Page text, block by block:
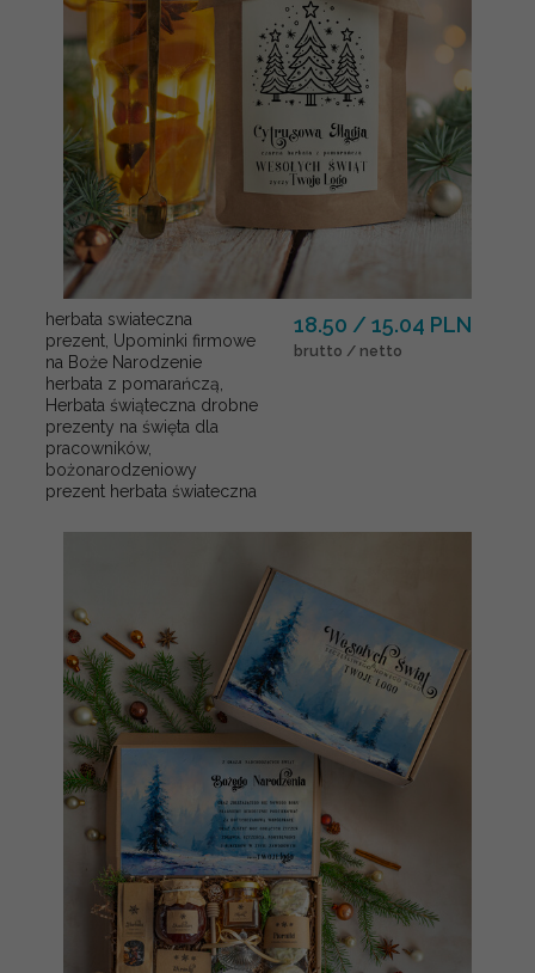
herbata swiateczna
prezent, Upominki firmowe
na Boże Narodzenie
herbata z pomarańczą,
Herbata świąteczna drobne
prezenty na święta dla
pracowników,
bożonarodzeniowy
prezent herbata świateczna
18.50 / 15.04 PLN
brutto / netto